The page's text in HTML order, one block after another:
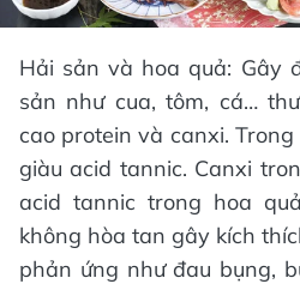
Hải sản và hoa quả: Gây
sản như cua, tôm, cá…
cao protein và canxi.
giàu acid tannic. Canxi
acid tannic trong hoa
không hòa tan gây kích
phản ứng như đau bụng,